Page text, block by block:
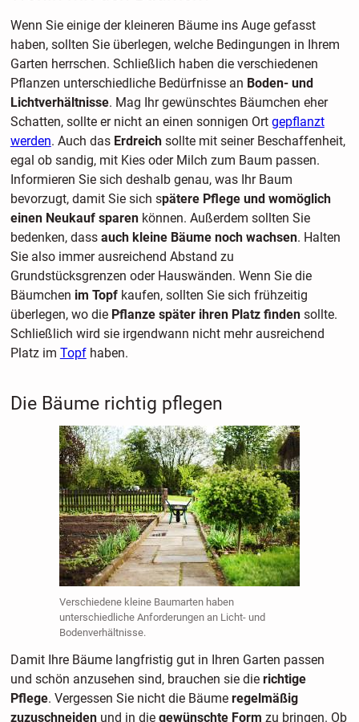
Wenn Sie einige der kleineren Bäume ins Auge gefasst
haben, sollten Sie überlegen, welche Bedingungen in Ihrem
Garten herrschen. Schließlich haben die verschiedenen
Pflanzen unterschiedliche Bedürfnisse an Boden- und
Lichtverhältnisse. Mag Ihr gewünschtes Bäumchen eher
Schatten, sollte er nicht an einen sonnigen Ort gepflanzt
werden. Auch das Erdreichsollte mit seiner Beschaffenheit,
egal ob sandig, mit Kies oder Milch zum Baum passen.
Informieren Sie sich deshalb genau, was Ihr Baum
bevorzugt, damit Sie sich spätere Pflege und womöglich
einen Neukauf sparenkönnen. Außerdem sollten Sie
bedenken, dass auch kleine Bäume noch wachsen. Halten
Sie also immer ausreichend Abstand zu
Grundstücksgrenzen oder Hauswänden. Wenn Sie die
Bäumchen im Topfkaufen, sollten Sie sich frühzeitig
überlegen, wo die Pflanze später ihren Platz findensollte.
Schließlich wird sie irgendwann nicht mehr ausreichend
Platz im Topfhaben.
Die Bäume richtig pflegen
Verschiedene kleine Baumarten haben
unterschiedliche Anforderungen an Licht- und
Bodenverhältnisse.
Damit Ihre Bäume langfristig gut in Ihren Garten passen
und schön anzusehen sind, brauchen sie die richtige
Pflege. Vergessen Sie nicht die Bäume regelmäßig
zuzuschneidenund in die gewünschte Form zu bringen. Ob